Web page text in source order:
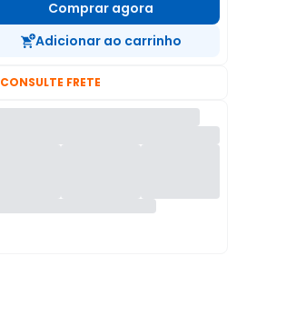
Comprar agora
Adicionar ao carrinho
CONSULTE FRETE